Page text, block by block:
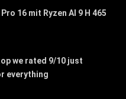
16 mit Ryzen AI 9 H 465
we rated 9/10 just
everything